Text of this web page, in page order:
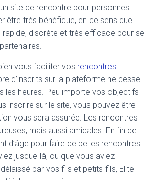
site de rencontre pour personnes
être très bénéfique, en ce sens que
rapide, discrète et très efficace pour se
vous faciliter vos rencontres
d’inscrits sur la plateforme ne cesse
les heures. Peu importe vos objectifs
inscrire sur le site, vous pouvez être
vous sera assurée. Les rencontres
mais aussi amicales. En fin de
d’âge pour faire de belles rencontres.
jusque-là, ou que vous aviez
délaissé par vos fils et petits-fils, Elite